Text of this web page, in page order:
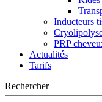
Inducteurs
PRP
Actualités
Tarifs
Rechercher